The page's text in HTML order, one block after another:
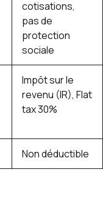
cotisations,
pas de
protection
sociale
Impôt sur le
revenu (IR), Flat
tax 30%
Non déductible